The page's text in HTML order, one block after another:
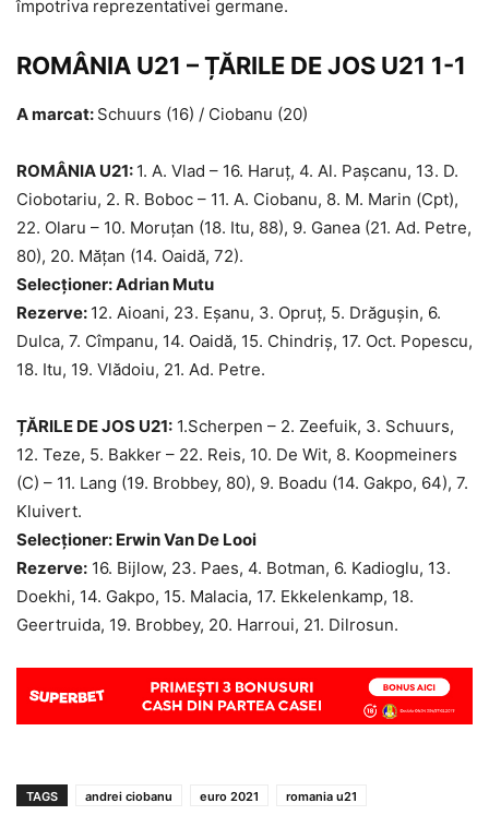
împotriva reprezentativei germane.
ROMÂNIA U21 –ȚĂRILE DE JOS U21 1-1
A marcat: Schuurs (16) / Ciobanu (20)
ROMÂNIA U21: 1. A. Vlad – 16. Haruț, 4. Al. Pașcanu, 13. D.
Ciobotariu, 2. R. Boboc – 11. A. Ciobanu, 8. M. Marin (Cpt),
22. Olaru – 10. Moruțan (18. Itu, 88), 9. Ganea (21. Ad. Petre,
80), 20. Mățan (14. Oaidă, 72).
Selecționer: Adrian Mutu
Rezerve: 12. Aioani, 23. Eșanu, 3. Opruț, 5. Drăgușin, 6.
Dulca, 7. Cîmpanu, 14. Oaidă, 15. Chindriș, 17. Oct. Popescu,
18. Itu, 19. Vlădoiu, 21. Ad. Petre.
ȚĂRILE DE JOS U21: 1.Scherpen – 2. Zeefuik, 3. Schuurs,
12. Teze, 5. Bakker – 22. Reis, 10. De Wit, 8. Koopmeiners
(C) – 11. Lang (19. Brobbey, 80), 9. Boadu (14. Gakpo, 64), 7.
Kluivert.
Selecționer: Erwin Van De Looi
Rezerve: 16. Bijlow, 23. Paes, 4. Botman, 6. Kadioglu, 13.
Doekhi, 14. Gakpo, 15. Malacia, 17. Ekkelenkamp, 18.
Geertruida, 19. Brobbey, 20. Harroui, 21. Dilrosun.
TAGS andrei ciobanu euro 2021 romania u21